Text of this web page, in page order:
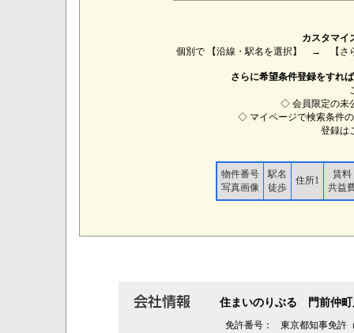
カスタマイ
個別で 【沿線・駅名を選択】 → 【
さらに希望条件登録をすれ
◇ 会員限定の未
◇ マイページで検索条件
登録
物件番号
写真画像
駅名
徒歩
住所1
賃料
共益
住まいのりぶる 門前仲町
免許番号：
東京都知事免許